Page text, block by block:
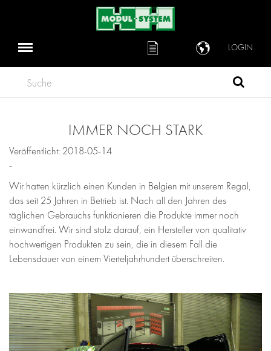
LOGIN
Suche
IMMER NOCH STARK
Veröffentlicht: 2018-05-14
-
Wir hatten kürzlich einen Kunden in Belgien mit unserem Regal,
das seit 25 Jahren in Betrieb ist. Nach all den Jahren des
täglichen Gebrauchs funktionieren die Produkte immer noch
einwandfrei. Wir sind stolz darauf, ein Hersteller von qualitativ
hochwertigen Produkten zu sein, die in diesem Fall die
Lebensdauer von einem Vierteljahrhundert überschreiten.